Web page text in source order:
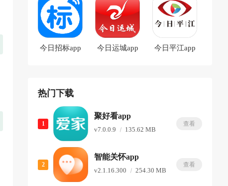
今日招标app 今日运城app 今日平江app
热门下载
1 查看
聚好看app
v7.0.0.9 135.62 MB
2 查看
智能关怀app
v2.1.16.300 254.30 MB